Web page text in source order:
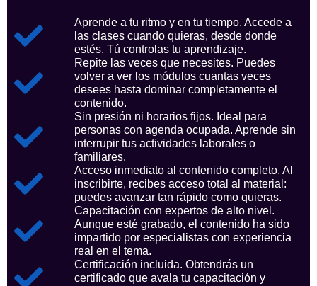
Aprende a tu ritmo y en tu tiempo. Accede a
las clases cuando quieras, desde donde
estés. Tú controlas tu aprendizaje.
Repite las veces que necesites. Puedes
volver a ver los módulos cuantas veces
desees hasta dominar completamente el
contenido.
Sin presión ni horarios fijos. Ideal para
personas con agenda ocupada. Aprende sin
interrupir tus actividades laborales o
familiares.
Acceso inmediato al contenido completo. Al
inscribirte, recibes acceso total al material:
puedes avanzar tan rápido como quieras.
Capacitación con expertos de alto nivel.
Aunque esté grabado, el contenido ha sido
impartido por especialistas con experiencia
real en el tema.
Certificación incluida. Obtendrás un
certificado que avala tu capacitación y